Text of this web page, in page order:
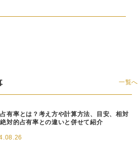
一覧へ
有率とは？考え方や計算方法、目安、相対
対的占有率との違いと併せて紹介